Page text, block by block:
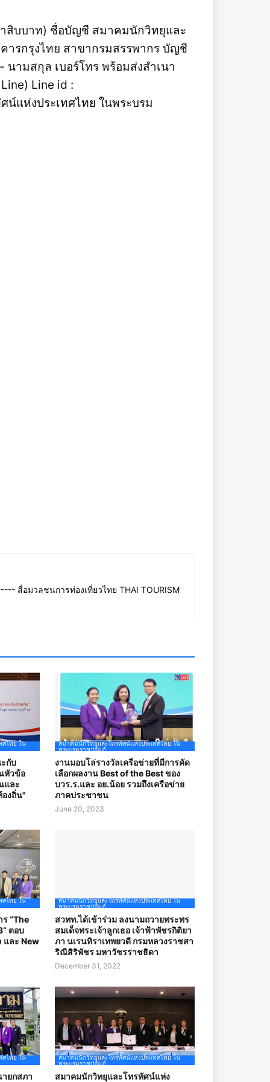
าสิบบาท) ชื่อบัญชี สมาคมนักวิทยุและ
ารกรุงไทย สาขากรมสรรพากร บัญชี
ามสกุล เบอร์โทร พร้อมส่งสำเนา
Line id :
แห่งประเทศไทย ในพระบรม
สื่อมวลชนการท่องเที่ยวไทย THAI TOURISM
ศไทย ใน
กับ
หัวข้อ
และ
งถิ่น"
สมาคมนักวิทยุและโทรทัศน์แห่งประเทศไทย ใน
พระบรมราชูปถัมภ์
งานมอบโล่รางวัลเครือข่ายที่มีการคัด
เลือกผลงาน Best of the Best ของ
บวร.ร.และ อย.น้อย รวมถึงเครือข่าย
ภาคประชาชน
June 20, 2023
ศไทย ใน
“The
ตอบ
และ New
สมาคมนักวิทยุและโทรทัศน์แห่งประเทศไทย ใน
พระบรมราชูปถัมภ์
สวทท.ได้เข้าร่วม ลงนามถวายพระพร
สมเด็จพระเจ้าลูกเธอ เจ้าฟ้าพัชรกิติยา
ภา นเรนทิราเทพยวดี กรมหลวงราชสา
ริณีสิริพัชร มหาวัชรราชธิดา
December 31, 2022
ศไทย ใน
ยกสภา
สมาคมนักวิทยุและโทรทัศน์แห่งประเทศไทย ใน
พระบรมราชูปถัมภ์
สมาคมนักวิทยุและโทรทัศน์แห่ง